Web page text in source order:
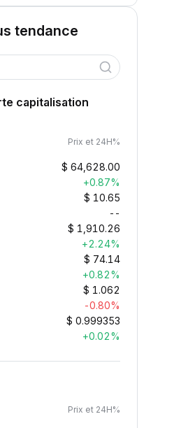
tendance
capitalisation
Prix et 24H%
$ 64,628.00
+0.87%
$ 10.65
--
$ 1,910.26
+2.24%
$ 74.14
+0.82%
$ 1.062
-0.80%
$ 0.999353
+0.02%
Prix et 24H%